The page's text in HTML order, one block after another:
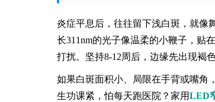
炎症平息后，往往留下浅白斑，就像
长311nm的光子像温柔的小鞭子，贴
打扰。坚持8-12周后，边缘先出现褐
如果白斑面积小、局限在手背或嘴角
生功课紧，怕每天跑医院？家用LED